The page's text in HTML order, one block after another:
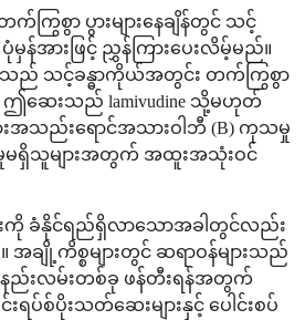
က်ကြွစွာ ပွားများနေချိန်တွင် သင့်
မှန်အားဖြင့် ညွှန်ကြားပေးလိမ့်မည်။
ည် သင့်ခန္ဓာကိုယ်အတွင်း တက်ကြွစွာ
။ ဤဆေးသည် lamivudine သို့မဟုတ်
းအသည်းရောင်အသားဝါဘီ (B) ကုသမှု
မှုမရှိသူများအတွက် အထူးအသုံးဝင်
းကို ခံနိုင်ရည်ရှိလာသောအခါတွင်လည်း
ျို့ကိစ္စများတွင် ဆရာဝန်များသည်
ည်းလမ်းတစ်ခု ဖန်တီးရန်အတွက်
းရပ်စ်ပိုးသတ်ဆေးများနှင့် ပေါင်းစပ်